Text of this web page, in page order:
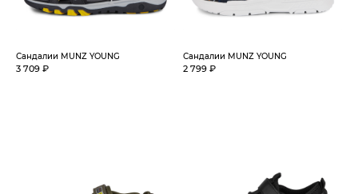
Сандалии MUNZ YOUNG
3 709 ₽
Сандалии MUNZ YOUNG
2 799 ₽